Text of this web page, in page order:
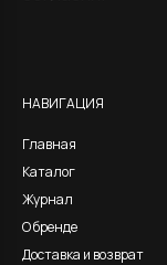
НАВИГАЦИЯ
Главная
Каталог
Журнал
О бренде
Доставка и возврат